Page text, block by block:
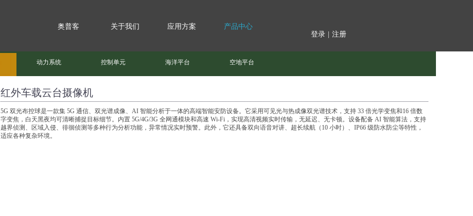
动力系统 控制单元 海洋平台 空地平台
红外车载云台摄像机
5G 双光布控球是一款集 5G 通信、双光谱成像、AI 智能分析于一体的高端智能安防设备。它采用可见光与热成像双光谱技术，支持 33 倍光学变焦和16 倍数
字变焦，白天黑夜均可清晰捕捉目标细节。内置 5G/4G/3G 全网通模块和高速 Wi-Fi，实现高清视频实时传输，无延迟、无卡顿。设备配备 AI 智能算法，支持
越界侦测、区域入侵、徘徊侦测等多种行为分析功能，异常情况实时预警。此外，它还具备双向语音对讲、超长续航（10 小时）、IP66 级防水防尘等特性，
适应各种复杂环境。
登录 注册
奥普客 关于我们 应用方案 产品中心